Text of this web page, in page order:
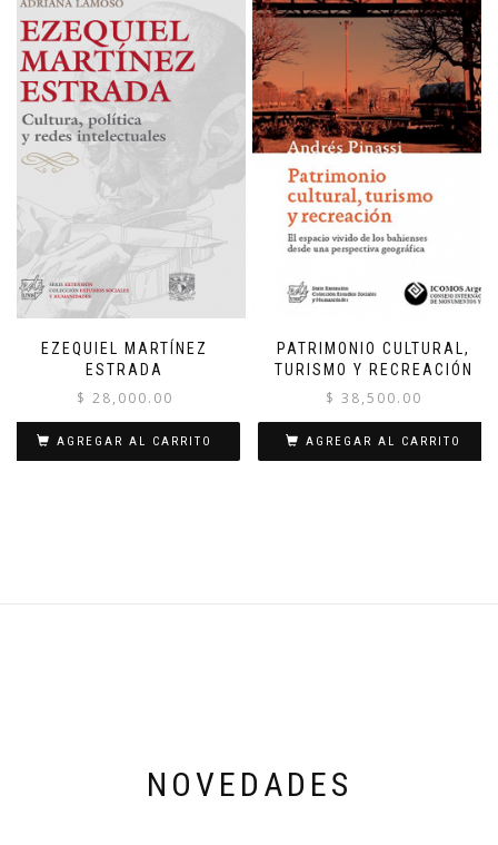
EZEQUIEL MARTÍNEZ
ESTRADA
$ 28,000.00
AGREGAR AL CARRITO
PATRIMONIO CULTURAL,
TURISMO Y RECREACIÓN
$ 38,500.00
AGREGAR AL CARRITO
NOVEDADES